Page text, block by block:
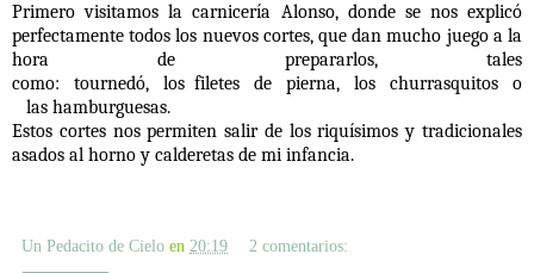
Primero visitamos la carnicería Alonso, donde se nos explicó
perfectamente todos los nuevos cortes, que dan mucho juego a la
hora de prepararlos, tales
como:
tournedó, los filetes de pierna, los churrasquitos
o
las hamburguesas.
Estos cortes nos permiten salir de los riquísimos y tradicionales
asados al horno y calderetas de mi infancia.
Un Pedacito de Cielo en 20:19 2 comentarios: